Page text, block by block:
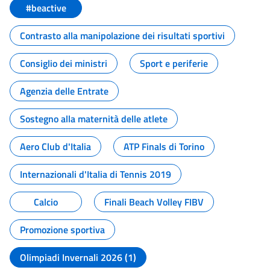
#beactive
Contrasto alla manipolazione dei risultati sportivi
Consiglio dei ministri
Sport e periferie
Agenzia delle Entrate
Sostegno alla maternità delle atlete
Aero Club d'Italia
ATP Finals di Torino
Internazionali d'Italia di Tennis 2019
Calcio
Finali Beach Volley FIBV
Promozione sportiva
Olimpiadi Invernali 2026 (1)